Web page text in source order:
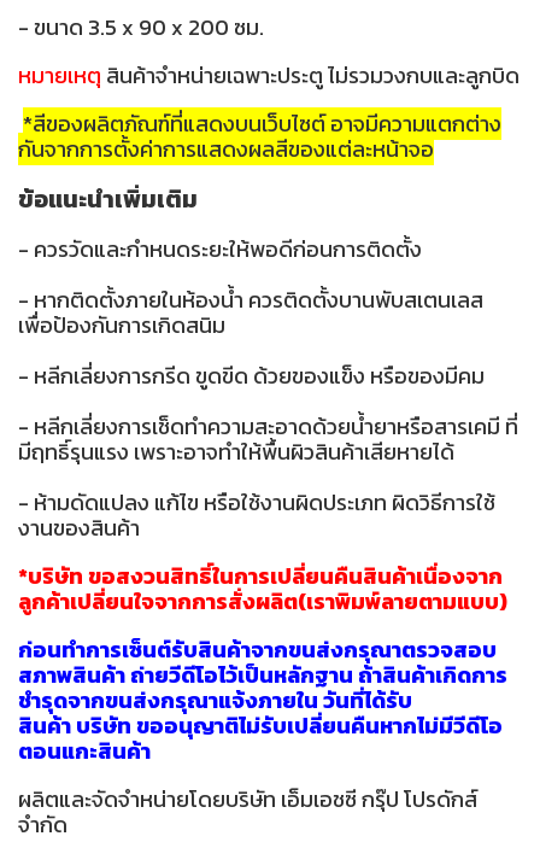
- ขนาด 3.5 x 90 x 200 ซม.
หมายเหตุ สินค้าจำหน่ายเฉพาะประตู ไม่รวมวงกบและลูกบิด
*สีของผลิตภัณฑ์ที่แสดงบนเว็บไซต์ อาจมีความแตกต่าง
กันจากการตั้งค่าการแสดงผลสีของแต่ละหน้าจอ
ข้อแนะนำเพิ่มเติม
- ควรวัดและกำหนดระยะให้พอดีก่อนการติดตั้ง
- หากติดตั้งภายในห้องน้ำ ควรติดตั้งบานพับสเตนเลส
เพื่อป้องกันการเกิดสนิม
- หลีกเลี่ยงการกรีด ขูดขีด ด้วยของแข็ง หรือของมีคม
- หลีกเลี่ยงการเช็ดทำความสะอาดด้วยน้ำยาหรือสารเคมี ที่
มีฤทธิ์รุนแรง เพราะอาจทำให้พื้นผิวสินค้าเสียหายได้
- ห้ามดัดแปลง แก้ไข หรือใช้งานผิดประเภท ผิดวิธีการใช้
งานของสินค้า
*บริษัท ขอสงวนสิทธิ์ในการเปลี่ยนคืนสินค้าเนื่องจาก
ลูกค้าเปลี่ยนใจจากการสั่งผลิต(เราพิมพ์ลายตามแบบ)
ก่อนทำการเซ็นต์รับสินค้าจากขนส่งกรุณาตรวจสอบ
สภาพสินค้า ถ่ายวีดีโอไว้เป็นหลักฐาน ถ้าสินค้าเกิดการ
ชำรุดจากขนส่งกรุณาแจ้งภายใน วันที่ได้รับ
สินค้า บริษัท ขออนุญาติไม่รับเปลี่ยนคืนหากไม่มีวีดีโอ
ตอนแกะสินค้า
ผลิตและจัดจำหน่ายโดยบริษัท เอ็มเอชซี กรุ๊ป โปรดักส์
จำกัด